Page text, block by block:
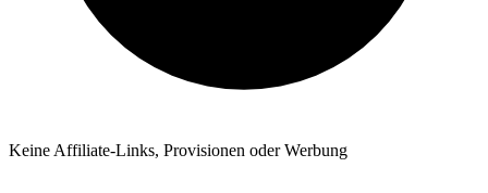
Keine Affiliate-Links, Provisionen oder Werbung